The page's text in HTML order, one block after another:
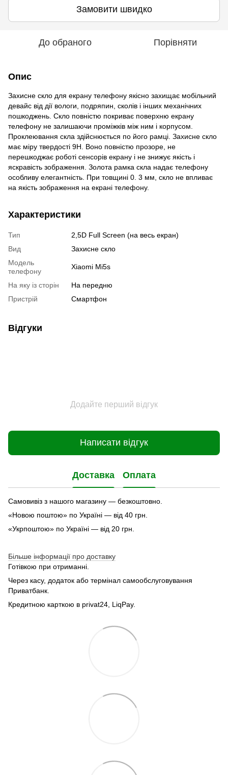
Замовити швидко
До обраного Порівняти
Опис
Захисне скло для екрану телефону якісно захищає мобільний
девайс від дії вологи, подряпин, сколів і інших механічних
пошкоджень. Скло повністю покриває поверхню екрану
телефону не залишаючи проміжків між ним і корпусом.
Проклеювання скла здійснюється по його рамці. Захисне скло
має міру твердості 9Н. Воно повністю прозоре, не
перешкоджає роботі сенсорів екрану і не знижує якість і
яскравість зображення. Золота рамка скла надає телефону
особливу елегантність. При товщині 0. 3 мм, скло не впливає
на якість зображення на екрані телефону.
Характеристики
Тип
2,5D Full Screen (на весь екран)
Вид
Захисне скло
Модель
телефону
Xiaomi Mi5s
На яку із сторін
На передню
Пристрiй
Смартфон
Відгуки
Додайте перший відгук
Написати відгук
Доставка Оплата
Самовивіз з нашого магазину — безкоштовно.
«Новою поштою» по Україні — від 40 грн.
«Укрпоштою» по Україні — від 20 грн.
Більше інформації про доставку
Готівкою при отриманні.
Через касу, додаток або термінал самообслуговування
Приватбанк.
Кредитною карткою в privat24, LiqPay.